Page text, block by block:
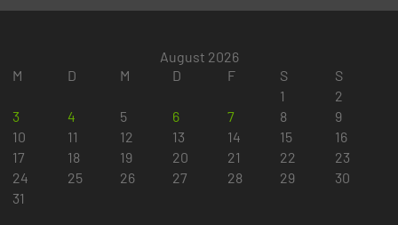
August 2026
M
D M D F S
S
1
2
3
4 5 6 7 8
9
10
11 12 13 14 15
16
17
18 19 20 21 22
23
24
25 26 27 28 29
30
31